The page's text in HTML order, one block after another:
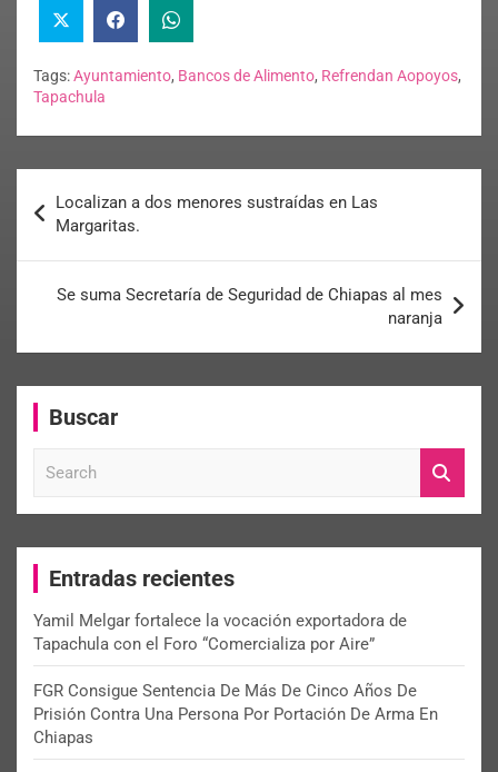
Tags:Ayuntamiento, Bancos de Alimento, Refrendan Aopoyos,
Tapachula
Localizan a dos menores sustraídas en Las
Margaritas.
Se suma Secretaría de Seguridad de Chiapas al mes
naranja
Buscar
c
Entradas recientes
Yamil Melgar fortalece la vocación exportadora de
Tapachula con el Foro “Comercializa por Aire”
FGR Consigue Sentencia De Más De Cinco Años De
Prisión Contra Una Persona Por Portación De Arma En
Chiapas